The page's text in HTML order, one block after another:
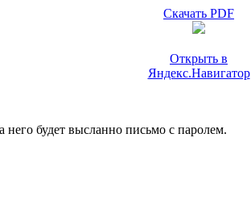
Скачать PDF
Открыть в
Яндекс.Навигатор
будет высланно письмо с паролем.